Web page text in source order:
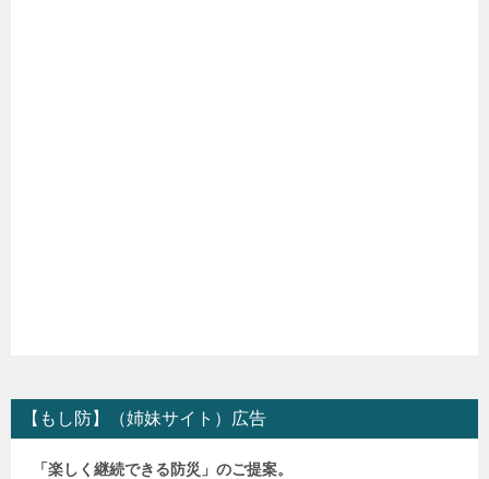
【もし防】（姉妹サイト）広告
「楽しく継続できる防災」のご提案。